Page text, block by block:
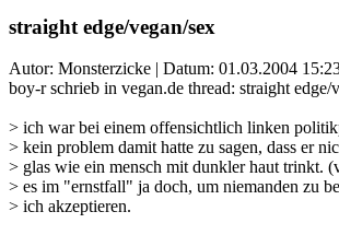
straight edge/vegan/sex
Autor: Monsterzicke | Datum: 01.03.2004
boy-r schrieb in vegan.de thread: straight edge/
> ich war bei einem offensichtlich linken
> kein problem damit hatte zu sagen, dass er
> glas wie ein mensch mit dunkler haut trinkt.
> es im "ernstfall" ja doch, um niemanden zu
> ich akzeptieren.